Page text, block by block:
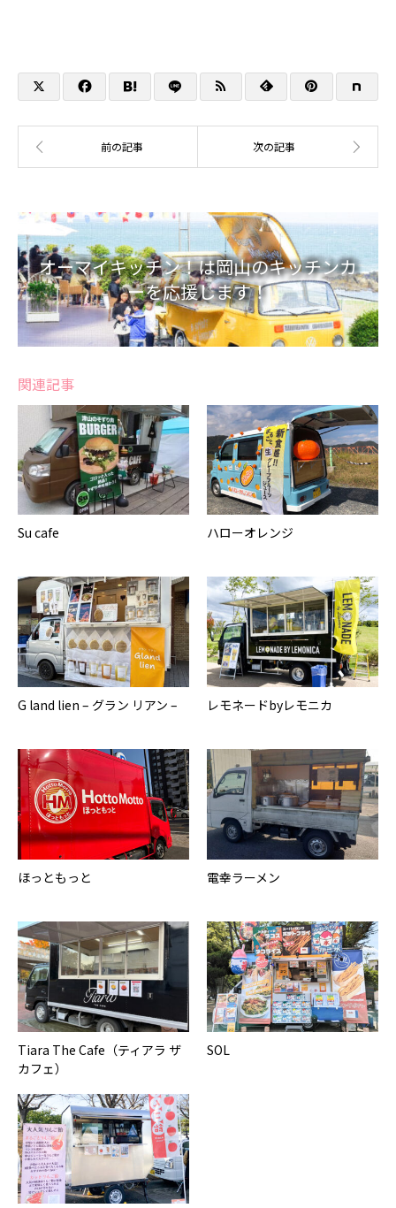
オーマイキッチン！は岡山のキッチンカ
ーを応援します！
関連記事
Su cafe ハローオレンジ
G land lien – グラン リアン – レモネードbyレモニカ
ほっともっと 電幸ラーメン
Tiara The Cafe（ティアラ ザ
カフェ）
SOL